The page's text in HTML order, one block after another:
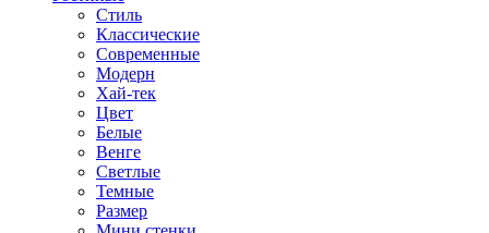
Стиль
Классические
Современные
Модерн
Хай-тек
Цвет
Белые
Венге
Светлые
Темные
Размер